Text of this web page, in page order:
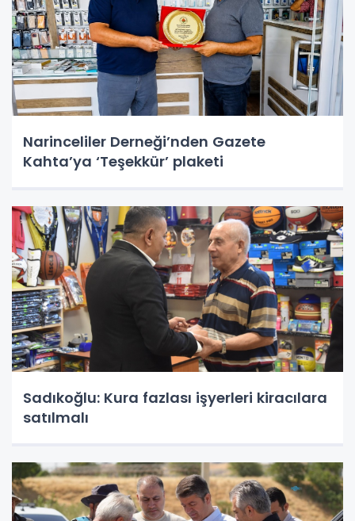
Narinceliler Derneği’nden Gazete
Kahta’ya ‘Teşekkür’ plaketi
Sadıkoğlu: Kura fazlası işyerleri kiracılara
satılmalı